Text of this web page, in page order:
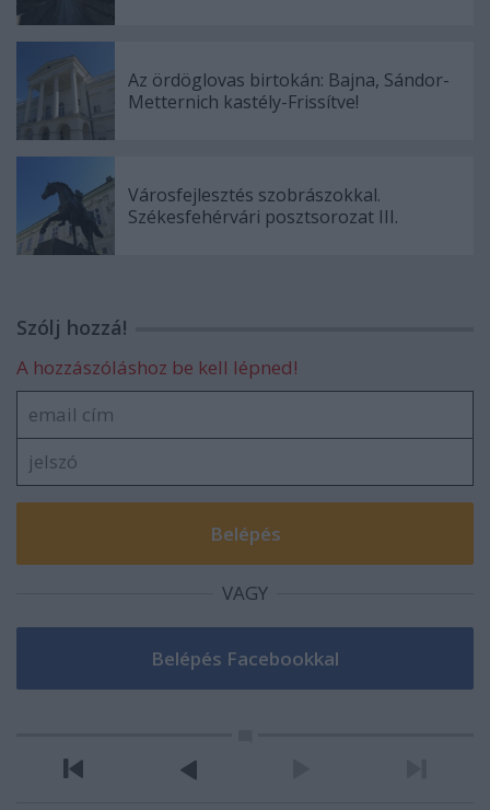
Az ördöglovas birtokán: Bajna, Sándor-
Metternich kastély-Frissítve!
Városfejlesztés szobrászokkal.
Székesfehérvári posztsorozat III.
Szólj hozzá!
A hozzászóláshoz be kell lépned!
VAGY